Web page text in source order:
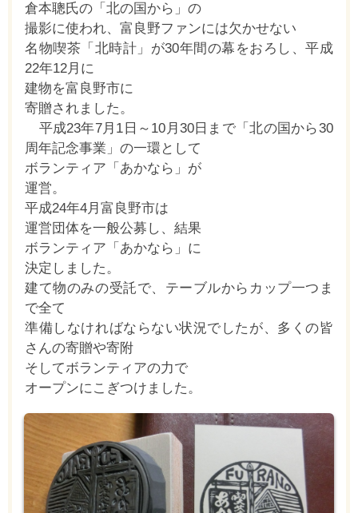
倉本聰氏の「北の国から」の
撮影に使われ、富良野ファンには欠かせない
名物喫茶「北時計」が30年間の幕をおろし、平成
22年12月に
建物を富良野市に
寄贈されました。
平成23年7月1日～10月30日まで「北の国から30
周年記念事業」の一環として
ボランティア「あかなら」が
運営。
平成24年4月富良野市は
運営団体を一般公募し、結果
ボランティア「あかなら」に
決定しました。
建て物のみの受託で、テーブルからカップ一つま
で全て
準備しなければならない状況でしたが、多くの皆
さんの寄贈や寄附
そしてボランティアの力で
オープンにこぎつけました。